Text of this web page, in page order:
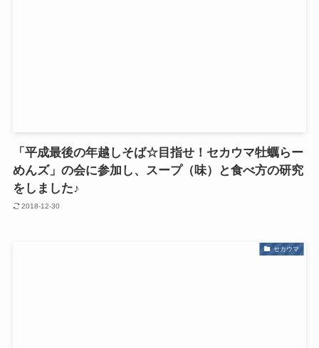
「平成最後の年越しそば☆目指せ！セカウマ牡蠣らー
めんズ」の会に参加し、スープ（味）と食べ方の研究
をしました♪
2018-12-30
セカウマ